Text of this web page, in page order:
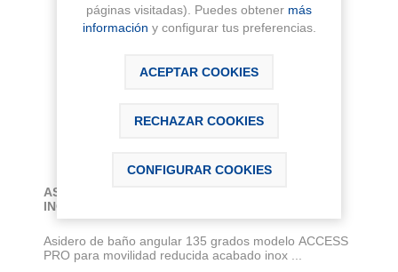
ASA ANGULAR 135 ACCESS PRO ACERO
INOXIDABLE SATINADO
Asidero de baño angular 135 grados modelo ACCESS
PRO para movilidad reducida acabado inox ...
páginas visitadas). Puedes obtener más
información y configurar tus preferencias.
ACEPTAR COOKIES
RECHAZAR COOKIES
CONFIGURAR COOKIES